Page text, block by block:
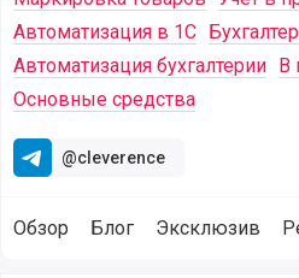
Автоматизация в 1С
Автоматизация бухгалтерии В
Основные средства
@cleverence
Обзор Блог Эксклюзив